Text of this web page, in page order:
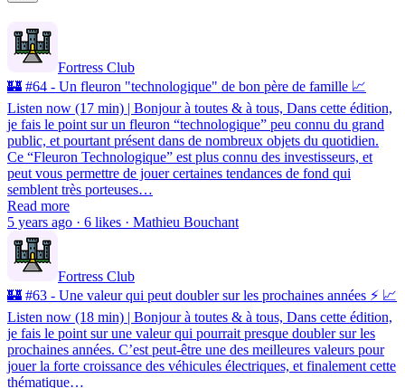
Fortress Club
🏰 #64 - Un fleuron "technologique" de bon père de famille 📈
Listen now (17 min) | Bonjour à toutes & à tous, Dans cette édition,
je fais le point sur un fleuron “technologique” peu connu du grand
public, et pourtant présent dans de nombreux objets du quotidien.
Ce “Fleuron Technologique” est plus connu des investisseurs, et
peut vous permettre de jouer certaines tendances de fond qui
semblent très porteuses…
Read more
5 years ago · 6 likes · Mathieu Bouchant
Fortress Club
🏰 #63 - Une valeur qui peut doubler sur les prochaines années ⚡️ 📈
Listen now (18 min) | Bonjour à toutes & à tous, Dans cette édition,
je fais le point sur une valeur qui pourrait presque doubler sur les
prochaines années. C’est peut-être une des meilleures valeurs pour
jouer la forte croissance des véhicules électriques, et finalement cette
thématique…